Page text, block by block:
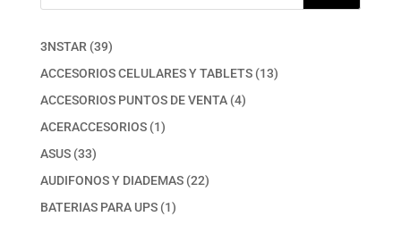
3NSTAR 3939
productos
ACCESORIOS CELULARES Y TABLETS 1313
ACCESORIOS PUNTOS DE VENTA 44
ACERACCESORIOS 11
ASUS 3333
productos
AUDIFONOS Y DIADEMAS 2222
BATERIAS PARA UPS 11